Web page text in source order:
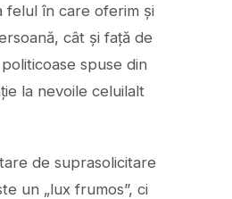
felul în care oferim și
cât și față de
spuse din
la nevoile celuilalt
de suprasolicitare
un „lux frumos”, ci